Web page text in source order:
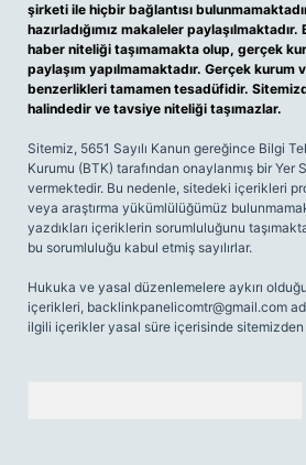
şirketi ile hiçbir bağlantısı
hazırladığımız makaleler
haber niteliği taşımamakta olup, gerçek
paylaşım yapılmamaktadır. Gerçek kurum
benzerlikleri tamamen tesadüfidir.
halindedir ve tavsiye niteliği taşımazlar.
Sitemiz, 5651 Sayılı Kanun gereğince Bilgi
Kurumu (BTK) tarafından onaylanmış bir Yer
vermektedir. Bu nedenle, sitedeki içerikleri
veya araştırma yükümlülüğümüz
yazdıkları içeriklerin sorumluluğunu
bu sorumluluğu kabul etmiş sayılırlar.
Hukuka ve yasal düzenlemelere aykırı
içerikleri, backlinkpanelicomtr@gmail.com
ilgili içerikler yasal süre içerisinde sitemizden